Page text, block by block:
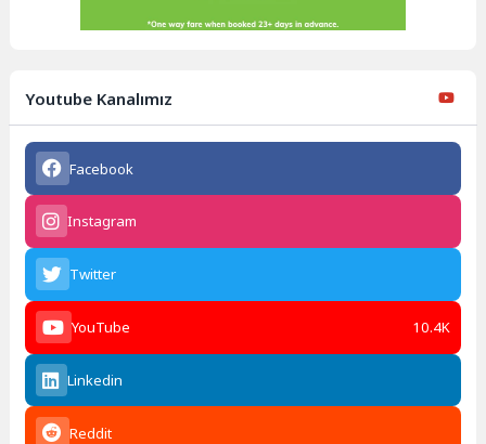
Youtube Kanalımız
Facebook
Instagram
Twitter
YouTube 10.4K
Linkedin
Reddit